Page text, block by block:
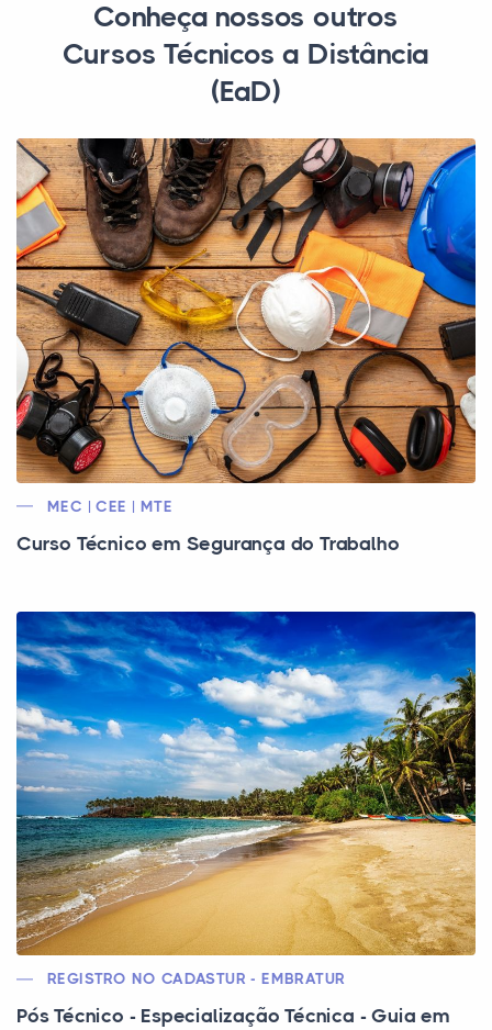
Conheça nossos outros
Cursos Técnicos a Distância
(EaD)
MEC | CEE | MTE
Curso Técnico em Segurança do Trabalho
REGISTRO NO CADASTUR - EMBRATUR
Pós Técnico - Especialização Técnica - Guia em